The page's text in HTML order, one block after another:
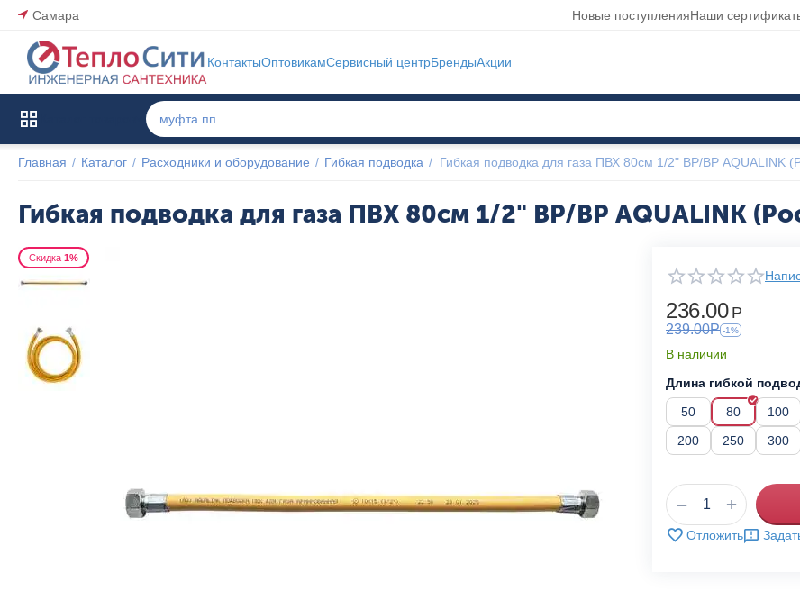
Самара Новые поступленияНаши
КонтактыОптовикамСервисный центрБрендыАкции
Главная / Каталог / Расходники и оборудование / Гибкая подводка / Гибкая подводка для газа ПВХ 80см 1/2" ВР/ВР AQUALINK
Гибкая подводка для газа ПВХ 80см 1/2" ВР/ВР AQUALINK
Скидка 1%
236.00 Р
239.00Р -1%
В наличии
Длина гибкой
50
80 100
200
250 300
+
−
Отложить